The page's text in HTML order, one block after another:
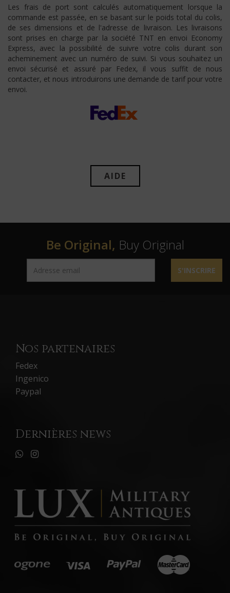
Les frais de port sont calculés automatiquement lorsque la
commande est passée, en se basant sur le poids total du colis,
de ses dimensions et de l'adresse de livraison. Les livraisons
sont prises en charge par la société TNT en envoi Economy
Express, avec la possibilité de suivre votre colis durant son
acheminement avec un numéro de suivi. Si vous souhaitez un
envoi sécurisé et assuré par Fedex, il vous suffit de nous
contacter, et nous introduirons une demande de tarif pour votre
envoi.
AIDE
Be Original, Buy Original
S'INSCRIRE
Nos partenaires
Fedex
Ingenico
Paypal
Dernières news